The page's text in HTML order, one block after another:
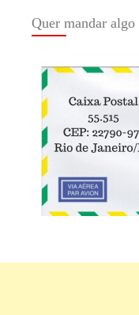
Quer mandar algo